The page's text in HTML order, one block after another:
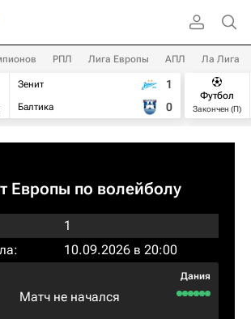
РПЛ Лига Европы АПЛ Ла Лига
Зенит
Балтика
1
0
Футбол
Закончен (П)
Европы по волейболу
1
10.09.2026 в 20:00
Матч не начался
Дания